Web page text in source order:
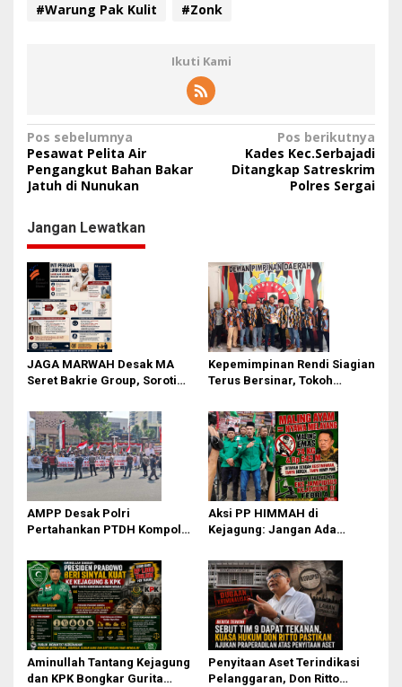
#Warung Pak Kulit
#Zonk
Ikuti Kami
N
a
v
i
g
a
s
i
p
o
s
Pos sebelumnya
Pesawat Pelita Air
Pengangkut Bahan Bakar
Jatuh di Nunukan
Pos berikutnya
Kades Kec.Serbajadi
Ditangkap Satreskrim
Polres Sergai
Jangan Lewatkan
JAGA MARWAH Desak MA
Seret Bakrie Group, Soroti
PET
Kepemimpinan Rendi Siagian
Terus Bersinar, Tokoh
MJA Kota Medan
AMPP Desak Polri
Pertahankan PTDH Kompol
Aksi PP HIMMAH di
Kejagung: Jangan Ada
Kasus Febrie Adriansyah
Aminullah Tantang Kejagung
dan KPK Bongkar Gurita
Penyitaan Aset Terindikasi
Pelanggaran, Don Ritto